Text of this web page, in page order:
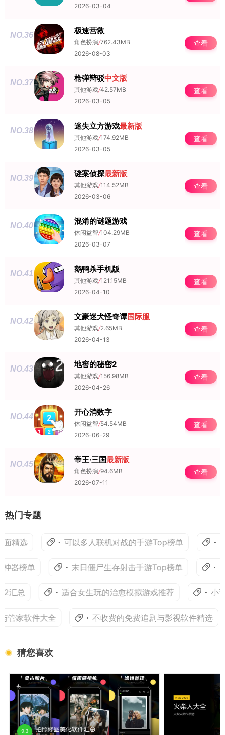
2026-03-04
NO.36 极速营救
角色扮演/762.43MB
2026-08-03
查看
NO.37 枪弹辩驳中文版
其他游戏/42.57MB
2026-03-05
查看
NO.38 迷失立方游戏最新版
其他游戏/174.92MB
2026-03-05
查看
NO.39 谜案侦探最新版
其他游戏/114.52MB
2026-03-06
查看
NO.40 混淆的谜题游戏
休闲益智/104.29MB
2026-03-07
查看
NO.41 鹅鸭杀手机版
其他游戏/121.15MB
2026-04-10
查看
NO.42 文豪迷犬怪奇谭国际服
其他游戏/2.65MB
2026-04-13
查看
NO.43 地窖的秘密2
其他游戏/156.98MB
2026-04-26
查看
NO.44 开心消数字
休闲益智/54.54MB
2026-06-29
查看
NO.45 帝王·三国最新版
角色扮演/94.6MB
2026-07-11
查看
热门专题
精选 可以多人联机对战的手游Top榜单 手
榜单 末日僵尸生存射击手游Top榜单 出
总 适合女生玩的治愈模拟游戏推荐 小说
软件大全 不收费的免费追剧与影视软件精选
猜您喜欢